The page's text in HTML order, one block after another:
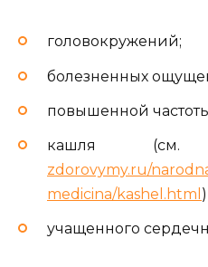
головокружений;
болезненных
повышенной
кашля
zdorovymy.ru/
medicina/kashel.html
учащенного